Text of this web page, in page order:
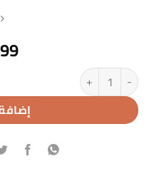
كمية 8 مراحل بريميوم فيتنامي ممبرين أمريكي